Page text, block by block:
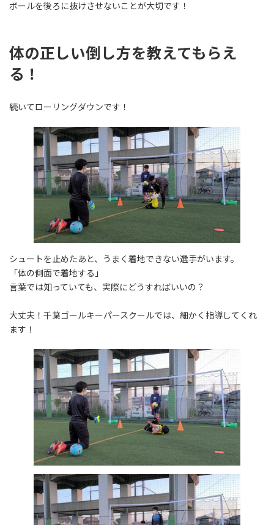
ボールを後ろに抜けさせないことが大切です！
体の正しい倒し方を教えてもらえ
る！
続いてローリングダウンです！
シュートを止めたあと、うまく着地できない選手がいます。
「体の側面で着地する」
言葉では知っていても、実際にどうすればいいの？
大丈夫！千葉ゴールキーパースクールでは、細かく指導してくれ
ます！